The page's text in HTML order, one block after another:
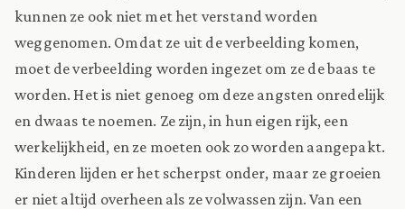
kunnen ze ook niet met het verstand worden
weggenomen. Omdat ze uit de verbeelding komen,
moet de verbeelding worden ingezet om ze de baas te
worden. Het is niet genoeg om deze angsten onredelijk
en dwaas te noemen. Ze zijn, in hun eigen rijk, een
werkelijkheid, en ze moeten ook zo worden aangepakt.
Kinderen lijden er het scherpst onder, maar ze groeien
er niet altijd overheen als ze volwassen zijn. Van een